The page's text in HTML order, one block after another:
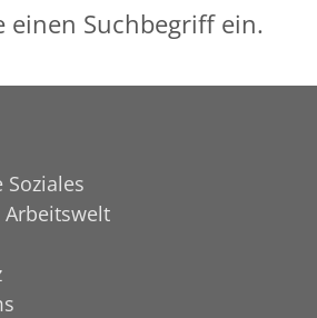
einen Suchbegriff ein.
Arbeitswelt